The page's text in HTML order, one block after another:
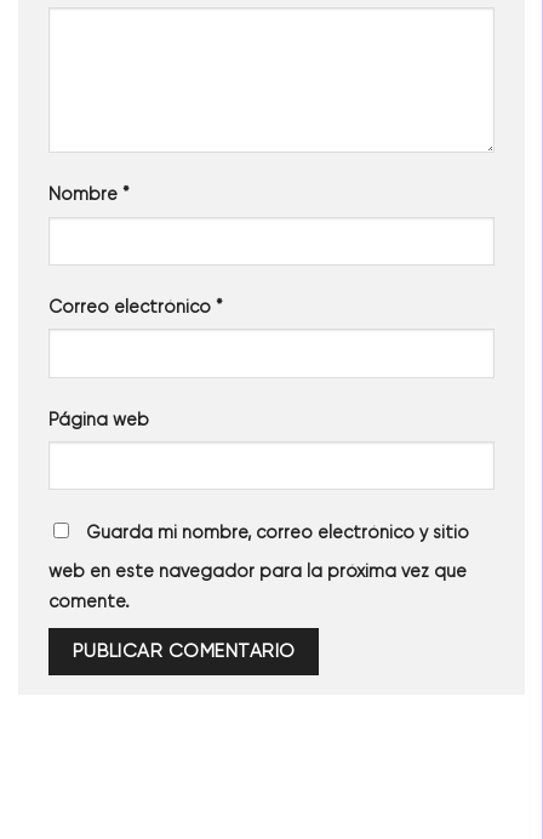
Nombre *
Correo electrónico *
Página web
Guarda mi nombre, correo electrónico y sitio
web en este navegador para la próxima vez que
comente.